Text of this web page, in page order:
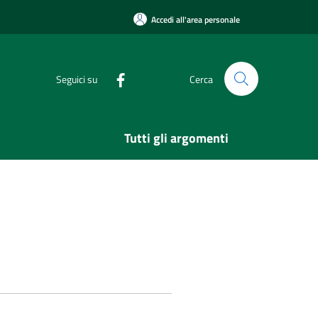
Accedi all'area personale
Seguici su Cerca
Tutti gli argomenti